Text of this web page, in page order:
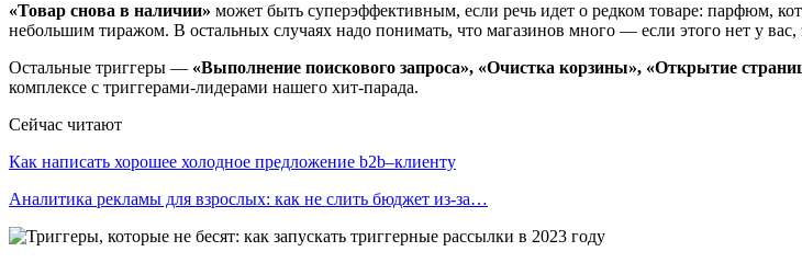
«Товар снова в наличии» может быть суперэффективным, если речь идет о редком товаре: парфюм,
небольшим тиражом. В остальных случаях надо понимать, что магазинов много — если этого нет у
Остальные триггеры — «Выполнение поискового запроса», «Очистка корзины», «Открытие
комплексе с триггерами-лидерами нашего хит-парада.
Сейчас читают
Как написать хорошее холодное предложение b2b–клиенту
Аналитика рекламы для взрослых: как не слить бюджет из-за…